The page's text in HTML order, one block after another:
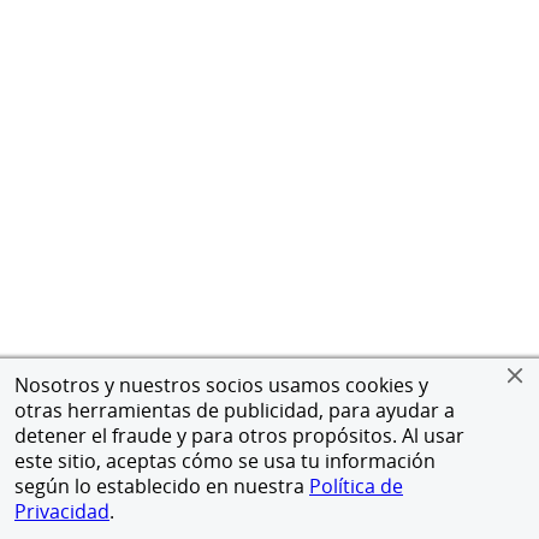
Nosotros y nuestros socios usamos cookies y
otras herramientas de publicidad, para ayudar a
detener el fraude y para otros propósitos. Al usar
este sitio, aceptas cómo se usa tu información
según lo establecido en nuestra Política de
Privacidad.